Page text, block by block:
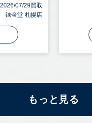
2026/07/29買取
錬金堂 札幌店
もっと見る